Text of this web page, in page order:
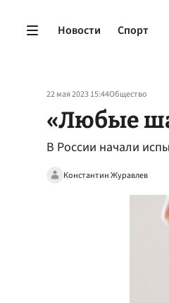
Новости Спорт
22 мая 2023 15:44Общество
«Любые
В России начали
Константин Журавлев